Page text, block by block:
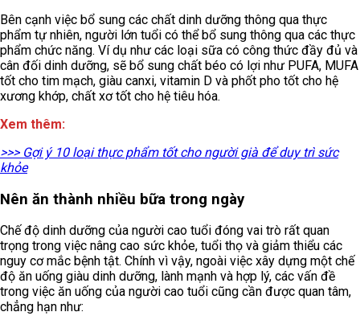
Bên cạnh việc bổ sung các chất dinh dưỡng thông qua thực
phẩm tự nhiên, người lớn tuổi có thể bổ sung thông qua các thực
phẩm chức năng. Ví dụ như các loại sữa có công thức đầy đủ và
cân đối dinh dưỡng, sẽ bổ sung chất béo có lợi như PUFA, MUFA
tốt cho tim mạch, giàu canxi, vitamin D và phốt pho tốt cho hệ
xương khớp, chất xơ tốt cho hệ tiêu hóa.
Xem thêm:
>>> Gợi ý 10 loại thực phẩm tốt cho người già để duy trì sức
khỏe
Nên ăn thành nhiều bữa trong ngày
Chế độ dinh dưỡng của người cao tuổi đóng vai trò rất quan
trọng trong việc nâng cao sức khỏe, tuổi thọ và giảm thiểu các
nguy cơ mắc bệnh tật. Chính vì vậy, ngoài việc xây dựng một chế
độ ăn uống giàu dinh dưỡng, lành mạnh và hợp lý, các vấn đề
trong việc ăn uống của người cao tuổi cũng cần được quan tâm,
chẳng hạn như: